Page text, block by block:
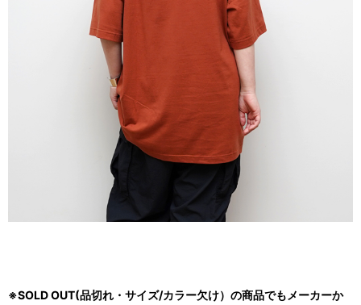
※SOLD OUT(品切れ・サイズ/カラー欠け）の商品でもメーカーか